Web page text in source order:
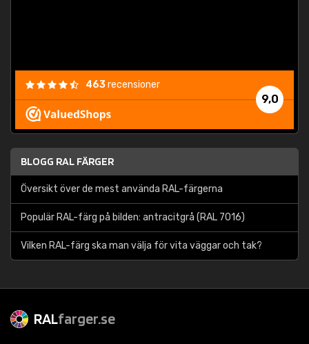
9,0
463recensioner
BLOGG RAL FÄRGER
Översikt över de mest använda RAL-färgerna
Populär RAL-färg på bilden: antracitgrå (RAL 7016)
Vilken RAL-färg ska man välja för vita väggar och tak?
RALfarger.se